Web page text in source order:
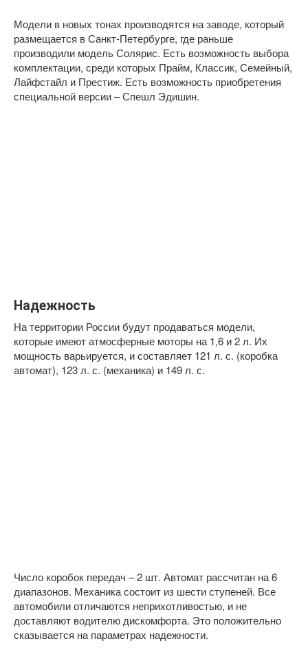
Модели в новых тонах производятся на заводе, который
размещается в Санкт-Петербурге, где раньше
производили модель Солярис. Есть возможность выбора
комплектации, среди которых Прайм, Классик, Семейный,
Лайфстайл и Престиж. Есть возможность приобретения
специальной версии – Спешл Эдишин.
Надежность
На территории России будут продаваться модели,
которые имеют атмосферные моторы на 1,6 и 2 л. Их
мощность варьируется, и составляет 121 л. с. (коробка
автомат), 123 л. с. (механика) и 149 л. с.
Число коробок передач – 2 шт. Автомат рассчитан на 6
диапазонов. Механика состоит из шести ступеней. Все
автомобили отличаются неприхотливостью, и не
доставляют водителю дискомфорта. Это положительно
сказывается на параметрах надежности.